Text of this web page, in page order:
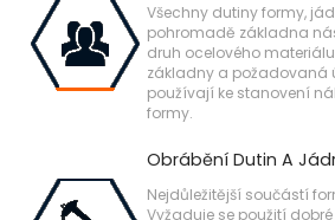
Všechny dutiny formy,
pohromadě základna
druh ocelového
základny a požadovaná
používají ke stanovení
formy.
Obrábění Dutin A
Nejdůležitější součástí
Vyžaduje se použití